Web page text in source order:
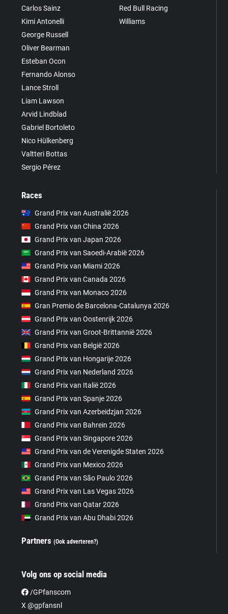
Carlos Sainz
Kimi Antonelli
George Russell
Oliver Bearman
Esteban Ocon
Fernando Alonso
Lance Stroll
Liam Lawson
Arvid Lindblad
Gabriel Bortoleto
Nico Hülkenberg
Valtteri Bottas
Sergio Pérez
Red Bull Racing
Williams
Races
Grand Prix van Australië 2026
Grand Prix van China 2026
Grand Prix van Japan 2026
Grand Prix van Saoedi-Arabië 2026
Grand Prix van Miami 2026
Grand Prix van Canada 2026
Grand Prix van Monaco 2026
Gran Premio de Barcelona-Catalunya 2026
Grand Prix van Oostenrijk 2026
Grand Prix van Groot-Brittannië 2026
Grand Prix van België 2026
Grand Prix van Hongarije 2026
Grand Prix van Nederland 2026
Grand Prix van Italië 2026
Grand Prix van Spanje 2026
Grand Prix van Azerbeidzjan 2026
Grand Prix van Bahrein 2026
Grand Prix van Singapore 2026
Grand Prix van de Verenigde Staten 2026
Grand Prix van Mexico 2026
Grand Prix van São Paulo 2026
Grand Prix van Las Vegas 2026
Grand Prix van Qatar 2026
Grand Prix van Abu Dhabi 2026
Partners(Ook adverteren?)
Volg ons op social media
/GPfanscom
X @gpfansnl